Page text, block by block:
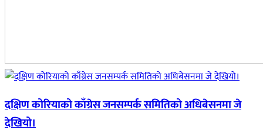
दक्षिण कोरियाको काँग्रेस जनसम्पर्क समितिको अधिबेसनमा जे
देखियो।